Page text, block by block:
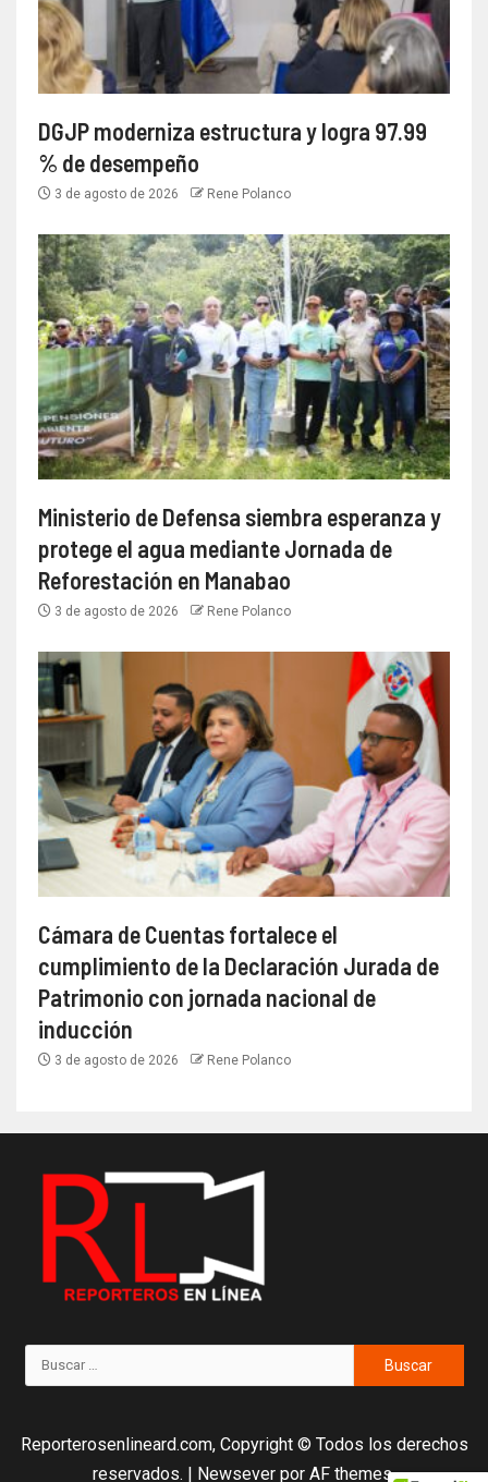
DGJP moderniza estructura y logra 97.99
% de desempeño
3 de agosto de 2026 Rene Polanco
Ministerio de Defensa siembra esperanza y
protege el agua mediante Jornada de
Reforestación en Manabao
3 de agosto de 2026 Rene Polanco
Cámara de Cuentas fortalece el
cumplimiento de la Declaración Jurada de
Patrimonio con jornada nacional de
inducción
3 de agosto de 2026 Rene Polanco
Reporterosenlineard.com, Copyright © Todos los derechos
reservados. | Newsever por AF themes.